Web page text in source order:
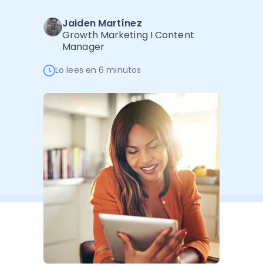
Administración Empresarial
Software Factura y Administración
Autores
Jaiden Martínez
Growth Marketing I Content
Manager
Lo lees en 6 minutos